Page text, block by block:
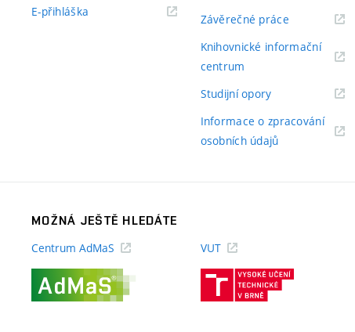
E-přihláška
Závěrečné práce(externí
Knihovnické informační
centrum
Studijní opory(externí
Informace o zpracování
osobních údajů(externí
MOŽNÁ JEŠTĚ HLEDÁTE
Centrum AdMaS
VUT
(externí